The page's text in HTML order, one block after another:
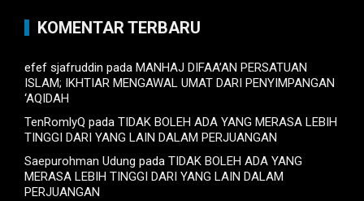
KOMENTAR TERBARU
efef sjafruddin pada MANHAJ DIFAA’AN PERSATUAN
ISLAM; IKHTIAR MENGAWAL UMAT DARI PENYIMPANGAN
‘AQIDAH
TenRomlyQ pada TIDAK BOLEH ADA YANG MERASA LEBIH
TINGGI DARI YANG LAIN DALAM PERJUANGAN
Saepurohman Udung pada TIDAK BOLEH ADA YANG
MERASA LEBIH TINGGI DARI YANG LAIN DALAM
PERJUANGAN